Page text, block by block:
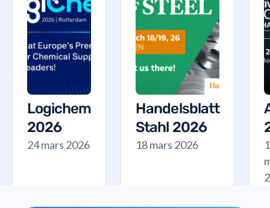
Logichem
2026
24 mars 2026
Handelsblatt
Stahl 2026
18 mars 2026